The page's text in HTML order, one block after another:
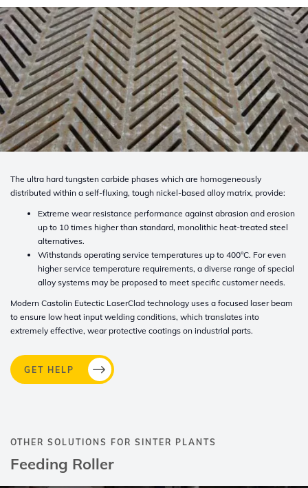
The ultra hard tungsten carbide phases which are homogeneously
distributed within a self-fluxing, tough nickel-based alloy matrix, provide:
Extreme wear resistance performance against abrasion and erosion
up to 10 times higher than standard, monolithic heat-treated steel
alternatives.
Withstands operating service temperatures up to 400°C. For even
higher service temperature requirements, a diverse range of special
alloy systems may be proposed to meet specific customer needs.
Modern Castolin Eutectic LaserClad technology uses a focused laser beam
to ensure low heat input welding conditions, which translates into
extremely effective, wear protective coatings on industrial parts.
GET HELP
OTHER SOLUTIONS FOR SINTER PLANTS
Feeding Roller